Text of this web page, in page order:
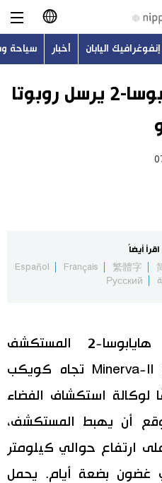
日本語
English
Русский
إنفوغرافيك اليابان أخبار سياحة
المسبار الياباني هيابوسا-2 يرسل روبوتا
اقرأ أيضاً
繁體字
Français
Español
Русский
أطلق المسبار الياباني هايابوسا-2 المستكشف
الروبوتي صغير الحجم Minerva-II 2 تجاه كويكب
لوكالة استكشاف الفضاء
أن يهبط المستكشف،
عن هايابوسا-2 على ارتفاع حوالي كيلومتر
غضون بضعة أيام. يحمل